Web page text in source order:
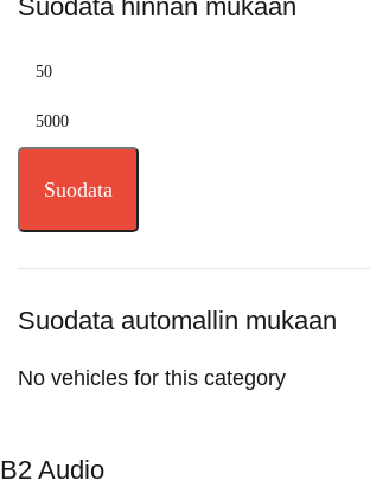
Suodata hinnan mukaan
Suodata
Suodata automallin mukaan
No vehicles for this category
B2 Audio